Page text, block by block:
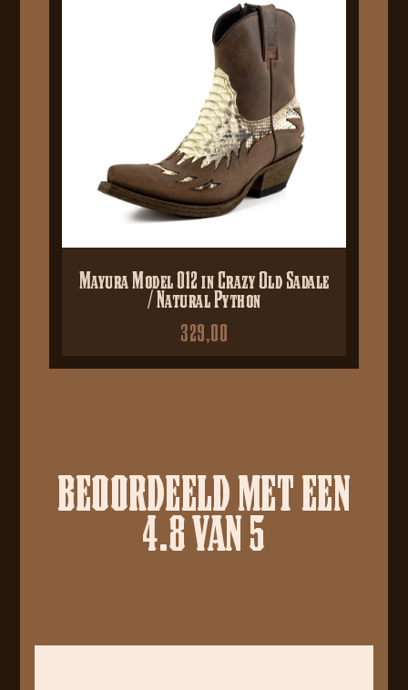
Mayura Model 012 in Crazy Old Sadale
/ Natural Python
329,00
BEOORDEELD MET EEN
4.8 VAN 5